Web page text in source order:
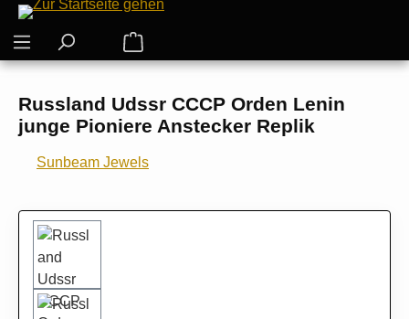
Zum Hauptinhalt springen
Warenkorb enthält 0 Positionen. Der
Russland Udssr CCCP Orden Lenin
junge Pioniere Anstecker Replik
Sunbeam Jewels
Bildergalerie überspringen